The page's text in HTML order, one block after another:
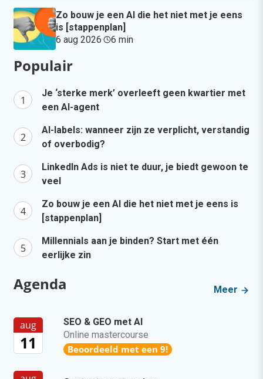
Zo bouw je een AI die het niet met je eens
is [stappenplan]
6 aug 2026· 6 min·
Populair
Je ‘sterke merk’ overleeft geen kwartier met
een AI-agent
AI-labels: wanneer zijn ze verplicht, verstandig
of overbodig?
LinkedIn Ads is niet te duur, je biedt gewoon te
veel
Zo bouw je een AI die het niet met je eens is
[stappenplan]
Millennials aan je binden? Start met één
eerlijke zin
Agenda Meer
aug
11
SEO & GEO met AI
Online mastercourse
Beoordeeld met een 9!